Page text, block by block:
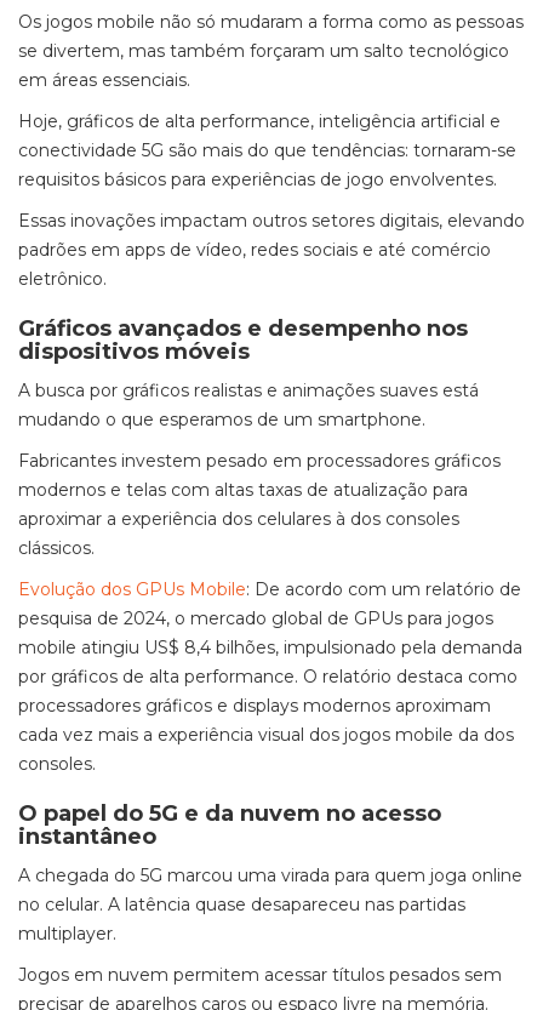
Os jogos mobile não só mudaram a forma como as pessoas
se divertem, mas também forçaram um salto tecnológico
em áreas essenciais.
Hoje, gráficos de alta performance, inteligência artificial e
conectividade 5G são mais do que tendências: tornaram-se
requisitos básicos para experiências de jogo envolventes.
Essas inovações impactam outros setores digitais, elevando
padrões em apps de vídeo, redes sociais e até comércio
eletrônico.
Gráficos avançados e desempenho nos
dispositivos móveis
A busca por gráficos realistas e animações suaves está
mudando o que esperamos de um smartphone.
Fabricantes investem pesado em processadores gráficos
modernos e telas com altas taxas de atualização para
aproximar a experiência dos celulares à dos consoles
clássicos.
Evolução dos GPUs Mobile: De acordo com um relatório de
pesquisa de 2024, o mercado global de GPUs para jogos
mobile atingiu US$ 8,4 bilhões, impulsionado pela demanda
por gráficos de alta performance. O relatório destaca como
processadores gráficos e displays modernos aproximam
cada vez mais a experiência visual dos jogos mobile da dos
consoles.
O papel do 5G e da nuvem no acesso
instantâneo
A chegada do 5G marcou uma virada para quem joga online
no celular. A latência quase desapareceu nas partidas
multiplayer.
Jogos em nuvem permitem acessar títulos pesados sem
precisar de aparelhos caros ou espaço livre na memória.